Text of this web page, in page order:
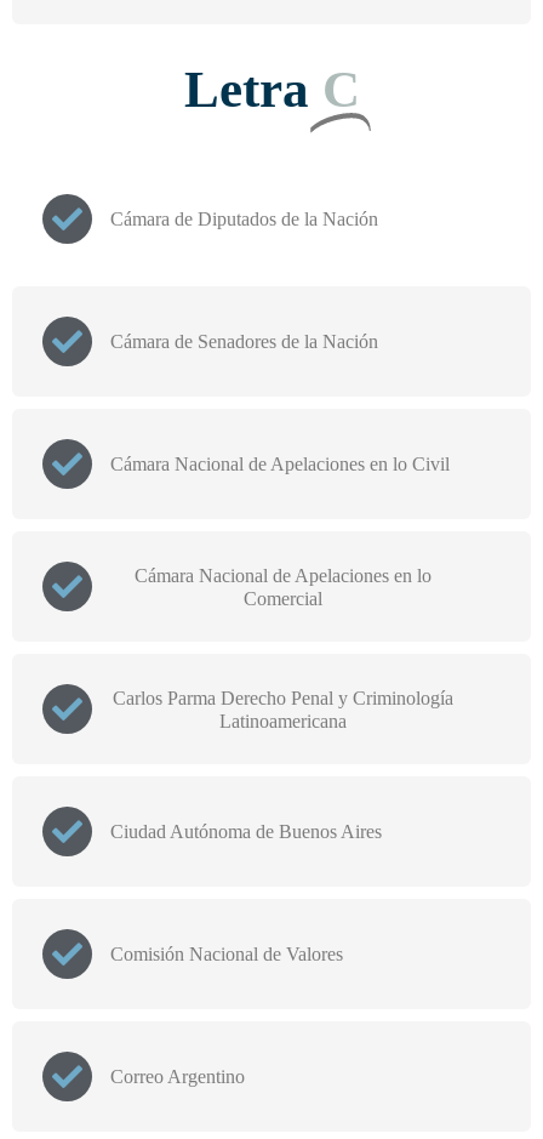
Letra C
Cámara de Diputados de la Nación
Cámara de Senadores de la Nación
Cámara Nacional de Apelaciones en lo Civil
Cámara Nacional de Apelaciones en lo
Comercial
Carlos Parma Derecho Penal y Criminología
Latinoamericana
Ciudad Autónoma de Buenos Aires
Comisión Nacional de Valores
Correo Argentino